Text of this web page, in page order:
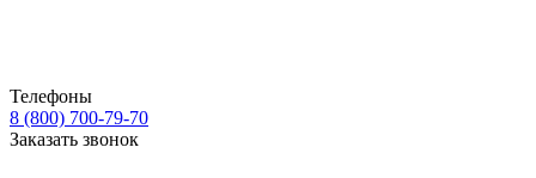
Телефоны
8 (800) 700-79-70
Заказать звонок